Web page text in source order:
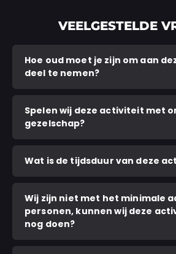
VEELGESTELDE
Hoe oud moet je zijn om aan
deel te nemen?
Spelen wij deze activiteit met
gezelschap?
Wat is de tijdsduur van deze
Wij zijn niet met het minimale
personen, kunnen wij deze
nog doen?